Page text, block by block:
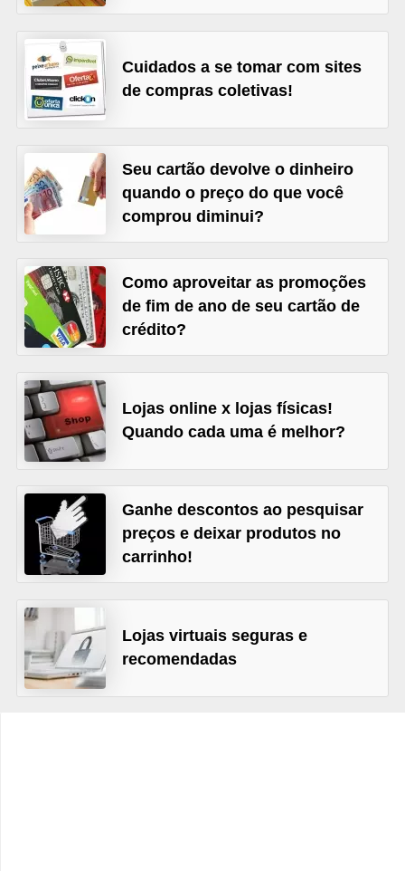
Cuidados a se tomar com sites
de compras coletivas!
Seu cartão devolve o dinheiro
quando o preço do que você
comprou diminui?
Como aproveitar as promoções
de fim de ano de seu cartão de
crédito?
Lojas online x lojas físicas!
Quando cada uma é melhor?
Ganhe descontos ao pesquisar
preços e deixar produtos no
carrinho!
Lojas virtuais seguras e
recomendadas
õ
e
s
f
i
n
a
n
e
r
s
C
â
b
i
o
C
a
r
t